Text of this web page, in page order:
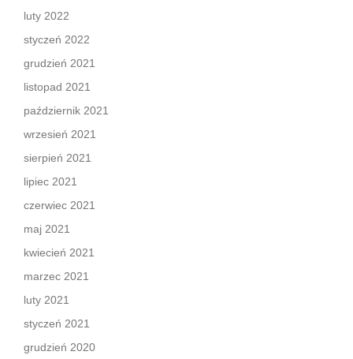
luty 2022
styczeń 2022
grudzień 2021
listopad 2021
październik 2021
wrzesień 2021
sierpień 2021
lipiec 2021
czerwiec 2021
maj 2021
kwiecień 2021
marzec 2021
luty 2021
styczeń 2021
grudzień 2020